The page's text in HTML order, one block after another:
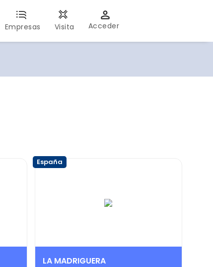
Empresas Visita Acceder
España
LA MADRIGUERA